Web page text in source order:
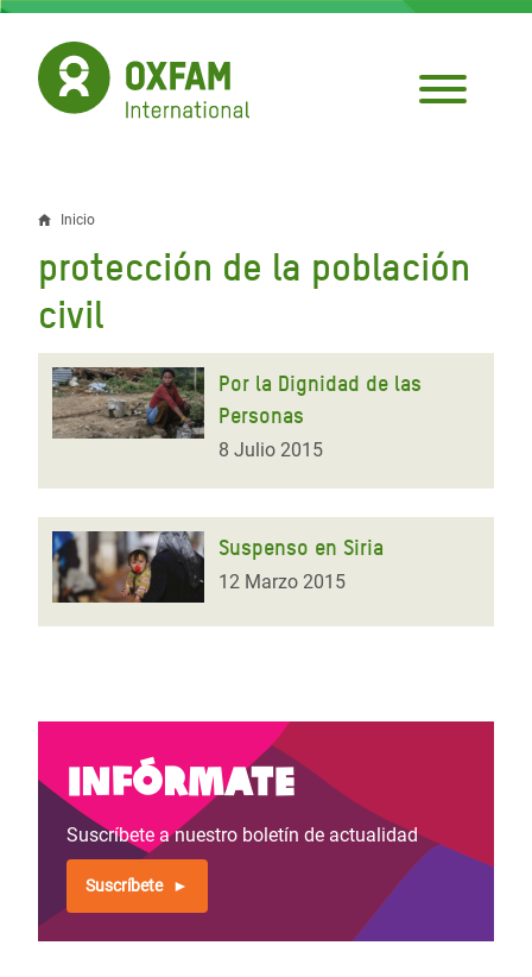
Pasar
contenido
principal
Sobrescribir
enlaces
de
ayuda
la
navegación
Inicio
protección de la población
civil
Por la Dignidad de las
Personas
8 Julio 2015
Suspenso en Siria
12 Marzo 2015
Infórmate
Suscríbete a nuestro boletín de actualidad
Suscríbete